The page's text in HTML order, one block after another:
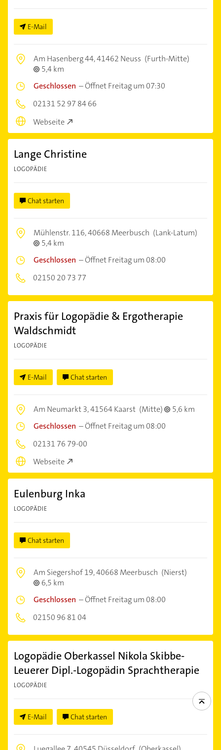
E-Mail
Am Hasenberg 44,41462 Neuss (Furth-Mitte)
5,4 km
Geschlossen –Öffnet Freitag um 07:30
02131 52 97 84 66
Webseite
Lange Christine
LOGOPÄDIE
Chat starten
Mühlenstr. 116,40668 Meerbusch (Lank-Latum)
5,4 km
Geschlossen –Öffnet Freitag um 08:00
02150 20 73 77
Praxis für Logopädie & Ergotherapie
Waldschmidt
LOGOPÄDIE
E-Mail Chat starten
Am Neumarkt 3,41564 Kaarst (Mitte)
5,6 km
Geschlossen –Öffnet Freitag um 08:00
02131 76 79-00
Webseite
Eulenburg Inka
LOGOPÄDIE
Chat starten
Am Siegershof 19,40668 Meerbusch (Nierst)
6,5 km
Geschlossen –Öffnet Freitag um 08:00
02150 96 81 04
Logopädie Oberkassel Nikola Skibbe-
Leuerer Dipl.-Logopädin Sprachtherapie
LOGOPÄDIE
E-Mail Chat starten